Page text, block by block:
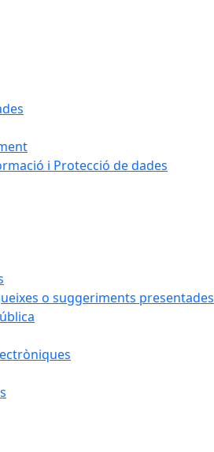
i Protecció de dades
o suggeriments presentades